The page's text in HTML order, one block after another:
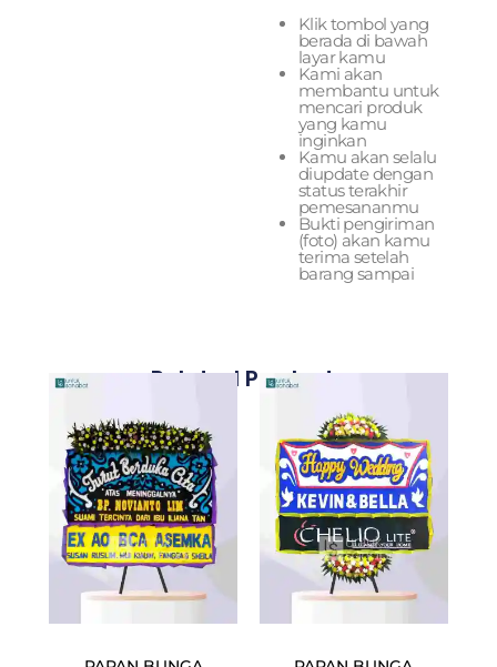
Klik tombol yang
berada di bawah
layar kamu
Kami akan
membantu untuk
mencari produk
yang kamu
inginkan
Kamu akan selalu
diupdate dengan
status terakhir
pemesananmu
Bukti pengiriman
(foto) akan kamu
terima setelah
barang sampai
Related Products
Original
was:
Rp1.325.000.
Current
is:
Rp1.252.000.